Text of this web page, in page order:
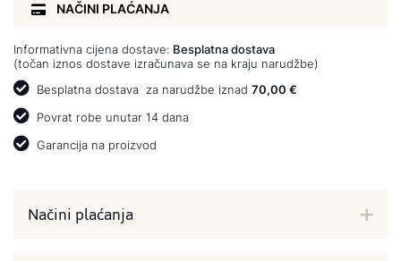
NAČINI PLAĆANJA
Informativna cijena dostave: Besplatna dostava
(točan iznos dostave izračunava se na kraju narudžbe)
Besplatna dostava za narudžbe iznad 70,00 €
Povrat robe unutar 14 dana
Garancija na proizvod
Načini plaćanja